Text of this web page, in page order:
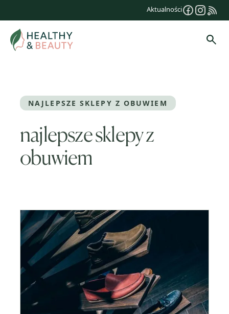
treści
Aktualności
NAJLEPSZE SKLEPY Z OBUWIEM
najlepsze sklepy z
obuwiem